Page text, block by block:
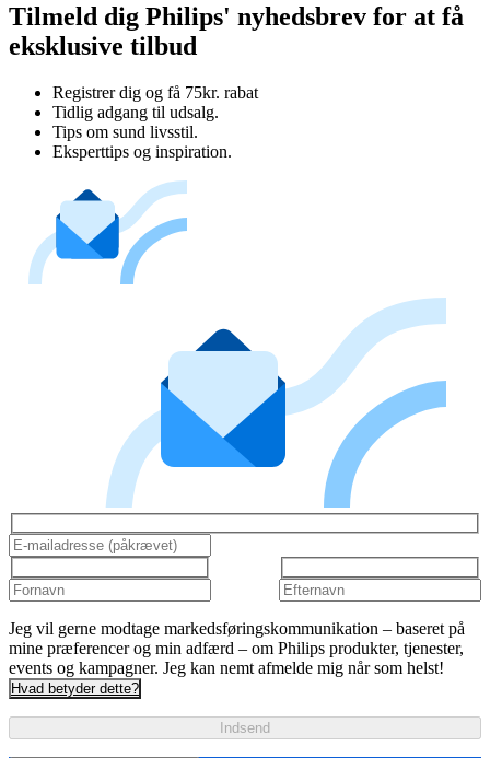
Tilmeld dig Philips' nyhedsbrev for at få
eksklusive tilbud
Registrer dig og få 75kr. rabat
Tidlig adgang til udsalg.
Tips om sund livsstil.
Eksperttips og inspiration.
Jeg vil gerne modtage markedsføringskommunikation – baseret på
mine præferencer og min adfærd – om Philips produkter, tjenester,
events og kampagner. Jeg kan nemt afmelde mig når som helst!
Hvad betyder dette?
Indsend